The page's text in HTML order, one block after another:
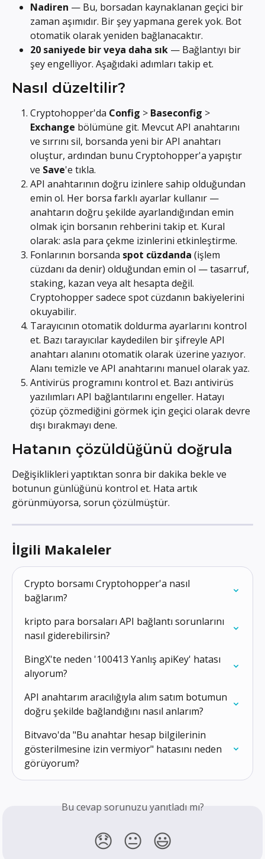
Nadiren — Bu, borsadan kaynaklanan geçici bir
zaman aşımıdır. Bir şey yapmana gerek yok. Bot
otomatik olarak yeniden bağlanacaktır.
20 saniyede bir veya daha sık — Bağlantıyı bir
şey engelliyor. Aşağıdaki adımları takip et.
Nasıl düzeltilir?
Cryptohopper'da Config > Baseconfig >
Exchange bölümüne git. Mevcut API anahtarını
ve sırrını sil, borsanda yeni bir API anahtarı
oluştur, ardından bunu Cryptohopper'a yapıştır
ve Save'e tıkla.
API anahtarının doğru izinlere sahip olduğundan
emin ol. Her borsa farklı ayarlar kullanır —
anahtarın doğru şekilde ayarlandığından emin
olmak için borsanın rehberini takip et. Kural
olarak: asla para çekme izinlerini etkinleştirme.
Fonlarının borsanda spot cüzdanda (işlem
cüzdanı da denir) olduğundan emin ol — tasarruf,
staking, kazan veya alt hesapta değil.
Cryptohopper sadece spot cüzdanın bakiyelerini
okuyabilir.
Tarayıcının otomatik doldurma ayarlarını kontrol
et. Bazı tarayıcılar kaydedilen bir şifreyle API
anahtarı alanını otomatik olarak üzerine yazıyor.
Alanı temizle ve API anahtarını manuel olarak yaz.
Antivirüs programını kontrol et. Bazı antivirüs
yazılımları API bağlantılarını engeller. Hatayı
çözüp çözmediğini görmek için geçici olarak devre
dışı bırakmayı dene.
Hatanın çözüldüğünü doğrula
Değişiklikleri yaptıktan sonra bir dakika bekle ve
botunun günlüğünü kontrol et. Hata artık
görünmüyorsa, sorun çözülmüştür.
İlgili Makaleler
Crypto borsamı Cryptohopper'a nasıl
bağlarım?
kripto para borsaları API bağlantı sorunlarını
nasıl giderebilirsin?
BingX'te neden '100413 Yanlış apiKey' hatası
alıyorum?
API anahtarım aracılığıyla alım satım botumun
doğru şekilde bağlandığını nasıl anlarım?
Bitvavo'da "Bu anahtar hesap bilgilerinin
gösterilmesine izin vermiyor" hatasını neden
görüyorum?
Bu cevap sorunuzu yanıtladı mı?
😞 😐 😃